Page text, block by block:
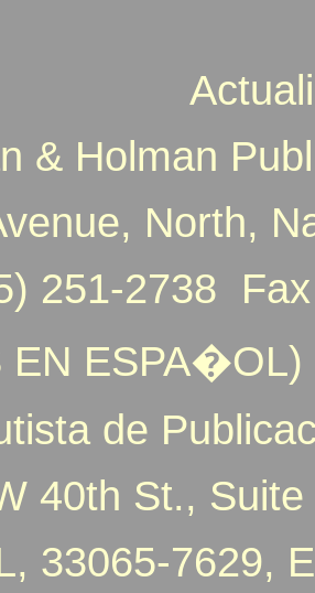
& Holman
North,
251-2738
EN ESPA�OL)
de
40th St.,
33065-7629,